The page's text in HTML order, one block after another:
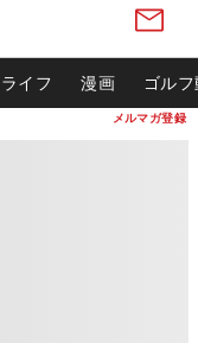
メルマガ登録
ライフ 漫画 ゴル